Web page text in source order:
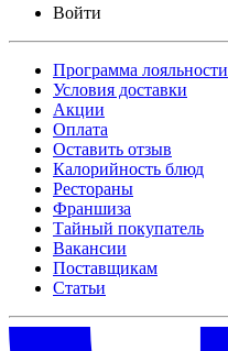
Войти
Программа лояльности
Условия доставки
Акции
Оплата
Оставить отзыв
Калорийность блюд
Рестораны
Франшиза
Тайный покупатель
Вакансии
Поставщикам
Статьи